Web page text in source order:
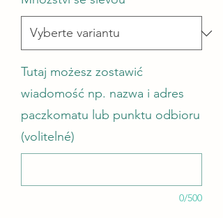
Tutaj możesz zostawić
wiadomość np. nazwa i adres
paczkomatu lub punktu odbioru
(volitelné)
0/500